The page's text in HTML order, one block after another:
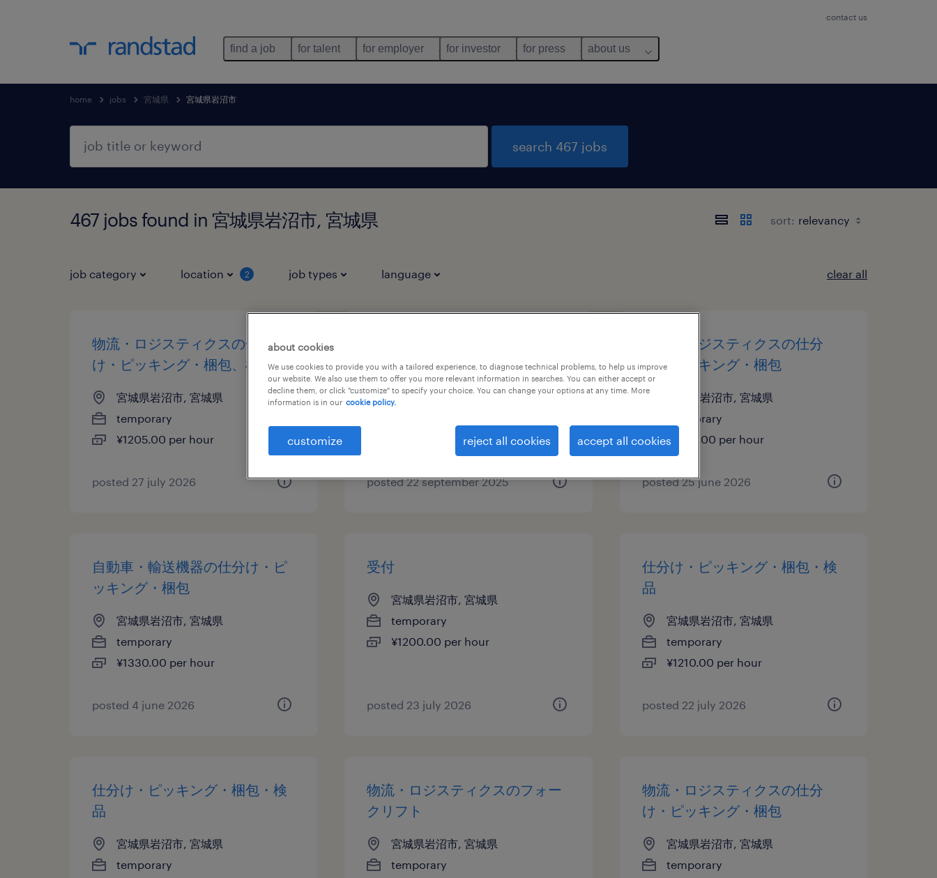
contact us
find a job for talent for employer for investor for press about us
home jobs 宮城県 宮城県岩沼市
search 467 jobs
467 jobs found in 宮城県岩沼市, 宮城県 sort:
job category location 2 job types language clear all
物流・ロジスティクスの仕分
け・ピッキング・梱包、検品
宮城県岩沼市, 宮城県
temporary
¥1205.00 per hour
posted 27 july 2026
品加工、検査
宮城県岩沼市, 宮城県
¥1250.00 per hour
posted 22 september 2025
物流・ロジスティクスの仕分
け・ピッキング・梱包
宮城県岩沼市, 宮城県
temporary
¥1205.00 per hour
posted 25 june 2026
自動車・輸送機器の仕分け・ピ
ッキング・梱包
宮城県岩沼市, 宮城県
temporary
¥1330.00 per hour
posted 4 june 2026
受付
宮城県岩沼市, 宮城県
temporary
¥1200.00 per hour
posted 23 july 2026
仕分け・ピッキング・梱包・検
品
宮城県岩沼市, 宮城県
temporary
¥1210.00 per hour
posted 22 july 2026
仕分け・ピッキング・梱包・検
品
宮城県岩沼市, 宮城県
temporary
物流・ロジスティクスのフォー
クリフト
宮城県岩沼市, 宮城県
temporary
物流・ロジスティクスの仕分
け・ピッキング・梱包
宮城県岩沼市, 宮城県
temporary
about cookies
We use cookies to provide you with a tailored experience, to diagnose technical problems, to help us improve
our website. We also use them to offer you more relevant information in searches. You can either accept or
decline them, or click "customize" to specify your choice. You can change your options at any time. More
information is in our cookie policy.
customize reject all cookies accept all cookies